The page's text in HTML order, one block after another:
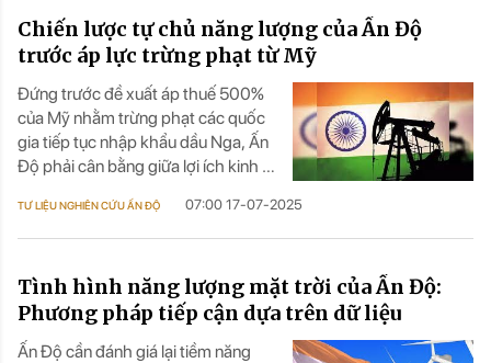
Chiến lược tự chủ năng lượng của Ấn Độ
trước áp lực trừng phạt từ Mỹ
Đứng trước đề xuất áp thuế 500%
của Mỹ nhằm trừng phạt các quốc
gia tiếp tục nhập khẩu dầu Nga, Ấn
Độ phải cân bằng giữa lợi ích kinh tế
TƯ LIỆU NGHIÊN CỨU ẤN ĐỘ 07:00 17-07-2025
Tình hình năng lượng mặt trời của Ấn Độ:
Phương pháp tiếp cận dựa trên dữ liệu
Ấn Độ cần đánh giá lại tiềm năng